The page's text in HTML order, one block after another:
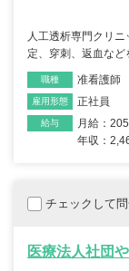
人工透析専門クリ
定、穿刺、返血な
職種 准看護師
雇用形態 正社員
給与
月給：
年収：
チェックして
医療法人社団